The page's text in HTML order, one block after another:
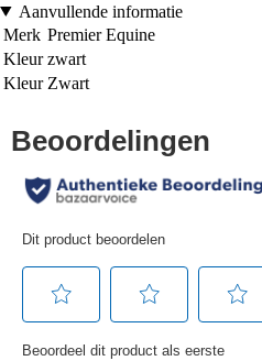
Aanvullende informatie
Merk Premier Equine
Kleur zwart
Kleur Zwart